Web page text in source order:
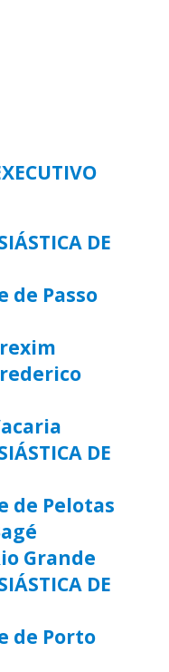
DE
de Passo
DE
de Pelotas
Grande
DE
de Porto